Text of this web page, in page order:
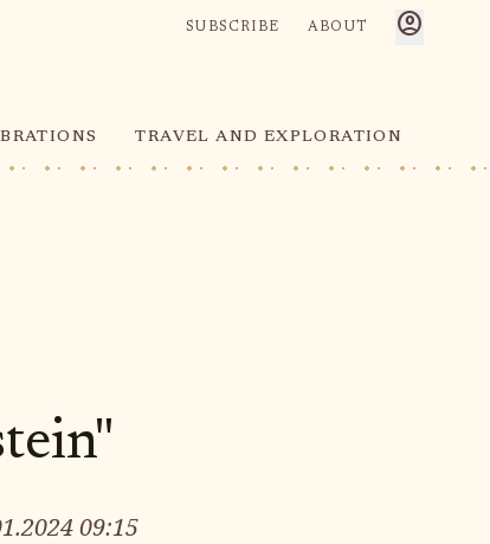
SUBSCRIBE ABOUT account_circle
TRAVEL AND EXPLORATION
09:15